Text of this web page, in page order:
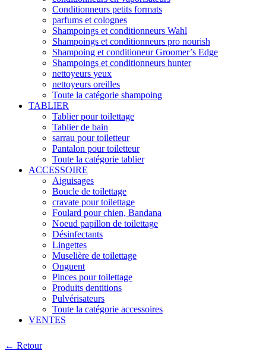
Conditionneurs petits formats
parfums et colognes
Shampoings et conditionneurs Wahl
Shampoings et conditionneurs pro nourish
Shampoing et conditioneur Groomer’s Edge
Shampoings et conditionneurs hunter
nettoyeurs yeux
nettoyeurs oreilles
Toute la catégorie shampoing
TABLIER
Tablier pour toilettage
Tablier de bain
sarrau pour toiletteur
Pantalon pour toiletteur
Toute la catégorie tablier
ACCESSOIRE
Aiguisages
Boucle de toilettage
cravate pour toilettage
Foulard pour chien, Bandana
Noeud papillon de toilettage
Désinfectants
Lingettes
Muselière de toilettage
Onguent
Pinces pour toilettage
Produits dentitions
Pulvérisateurs
Toute la catégorie accessoires
VENTES
← Retour